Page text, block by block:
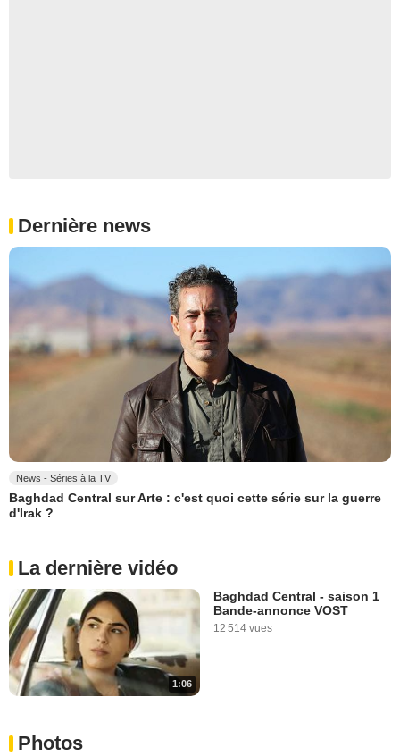
Dernière news
News - Séries à la TV
Baghdad Central sur Arte : c'est quoi cette série sur la guerre
d'Irak ?
La dernière vidéo
1:06
Baghdad Central - saison 1
Bande-annonce VOST
12 514 vues
Photos